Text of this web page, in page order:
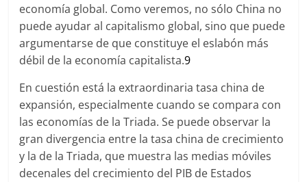
economía global. Como veremos, no sólo China no
puede ayudar al capitalismo global, sino que puede
argumentarse de que constituye el eslabón más
débil de la economía capitalista.9
En cuestión está la extraordinaria tasa china de
expansión, especialmente cuando se compara con
las economías de la Triada. Se puede observar la
gran divergencia entre la tasa china de crecimiento
y la de la Triada, que muestra las medias móviles
decenales del crecimiento del PIB de Estados